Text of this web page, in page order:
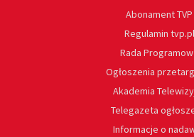
Abonament TVP
Regulamin tvp.pl
Rada
Ogłoszenia
Akademia
Telegazeta
Informacje o